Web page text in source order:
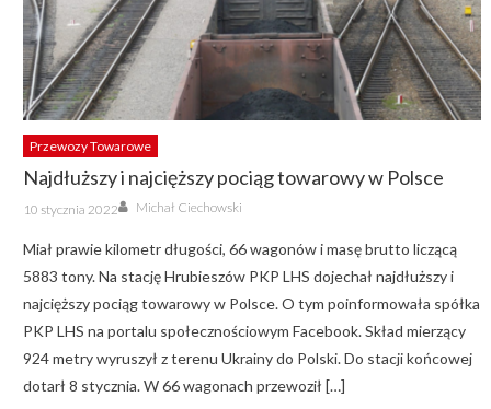
Przewozy Towarowe
Najdłuższy i najcięższy pociąg towarowy w Polsce
Posted
on
10 stycznia 2022 Author
Michał Ciechowski
Miał prawie kilometr długości, 66 wagonów i masę brutto liczącą
5883 tony. Na stację Hrubieszów PKP LHS dojechał najdłuższy i
najcięższy pociąg towarowy w Polsce. O tym poinformowała spółka
PKP LHS na portalu społecznościowym Facebook. Skład mierzący
924 metry wyruszył z terenu Ukrainy do Polski. Do stacji końcowej
dotarł 8 stycznia. W 66 wagonach przewoził […]